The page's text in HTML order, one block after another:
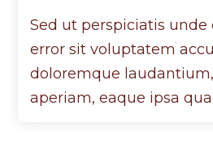
Sed ut perspiciatis
error sit voluptatem
doloremque
aperiam, eaque ipsa